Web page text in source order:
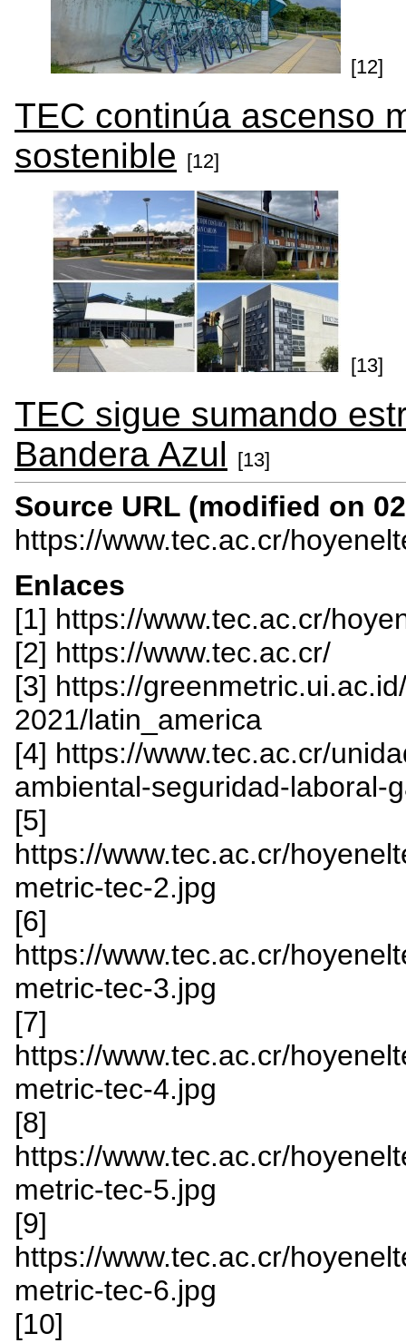
[12]
TEC continúa ascenso
sostenible
[12]
[13]
TEC sigue sumando
Bandera Azul
[13]
Source URL (modified on
https://www.tec.ac.cr/
Enlaces
[1] https://www.tec.ac.cr/
[2] https://www.tec.ac.cr/
[3] https://
2021/latin_america
[4] https://www.tec.ac.cr/
ambiental-seguridad-laboral-
[5]
https://www.tec.ac.cr/
metric-tec-2.jpg
[6]
https://www.tec.ac.cr/
metric-tec-3.jpg
[7]
https://www.tec.ac.cr/
metric-tec-4.jpg
[8]
https://www.tec.ac.cr/
metric-tec-5.jpg
[9]
https://www.tec.ac.cr/
metric-tec-6.jpg
[10]